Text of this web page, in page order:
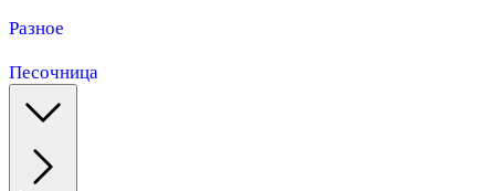
Разное
Песочница